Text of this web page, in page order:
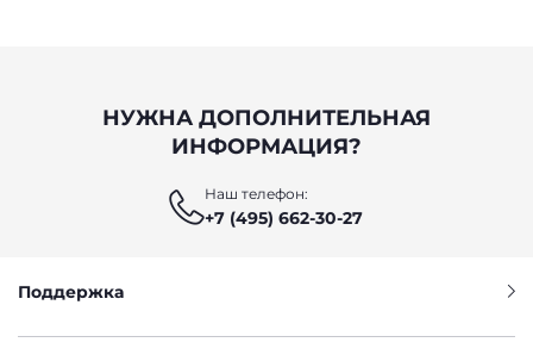
НУЖНА ДОПОЛНИТЕЛЬНАЯ
ИНФОРМАЦИЯ?
Наш телефон:
+7 (495) 662-30-27
Поддержка